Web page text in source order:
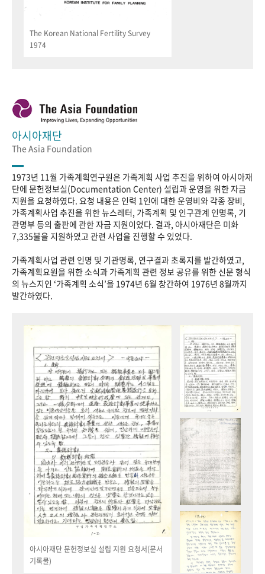
The Korean National Fertility Survey
1974
아시아재단
The Asia Foundation
1973년 11월 가족계획연구원은 가족계획 사업 추진을 위하여 아시아재
단에 문헌정보실(Documentation Center) 설립과 운영을 위한 자금
지원을 요청하였다. 요청 내용은 인력 1인에 대한 운영비와 각종 장비,
가족계획사업 추진을 위한 뉴스레터, 가족계획 및 인구관계 인명록, 기
관명부 등의 출판에 관한 자금 지원이었다. 결과, 아시아재단은 미화
7,335불을 지원하였고 관련 사업을 진행할 수 있었다.
가족계획사업 관련 인명 및 기관명록, 연구결과 초록지를 발간하였고,
가족계획요원을 위한 소식과 가족계획 관련 정보 공유를 위한 신문 형식
의 뉴스지인 ‘가족계획 소식’을 1974년 6월 창간하여 1976년 8월까지
발간하였다.
아시아재단 문헌정보실 설립 지원 요청서(문서
기록물)